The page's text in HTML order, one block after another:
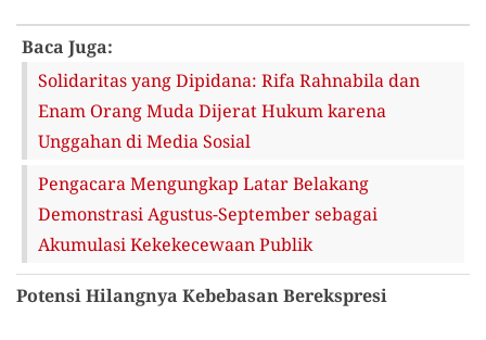
Baca Juga:
Solidaritas yang Dipidana: Rifa Rahnabila dan
Enam Orang Muda Dijerat Hukum karena
Unggahan di Media Sosial
Pengacara Mengungkap Latar Belakang
Demonstrasi Agustus-September sebagai
Akumulasi Kekekecewaan Publik
Potensi Hilangnya Kebebasan Berekspresi